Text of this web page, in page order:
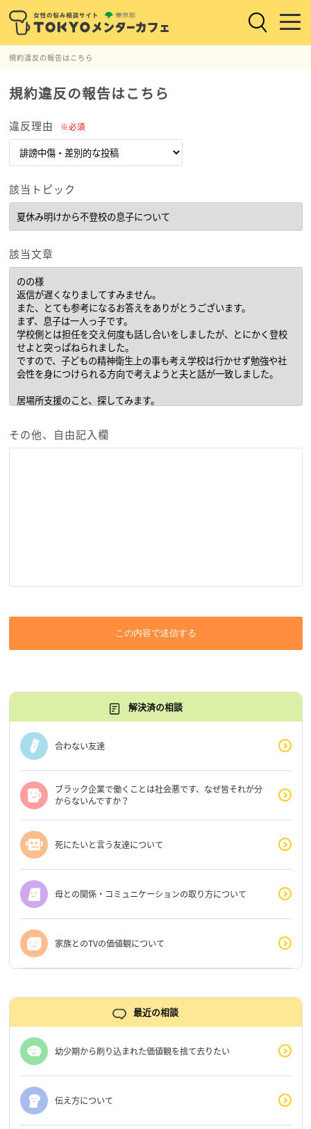
規約違反の報告はこちら
規約違反の報告はこちら
違反理由 ※必須
該当トピック
該当文章
その他、自由記入欄
この内容で送信する
解決済の相談
合わない友達
ブラック企業で働くことは社会悪です、なぜ皆それが分
からないんですか？
死にたいと言う友達について
母との関係・コミュニケーションの取り方について
家族とのTVの価値観について
最近の相談
幼少期から刷り込まれた価値観を捨て去りたい
伝え方について